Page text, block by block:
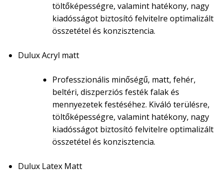
töltőképességre, valamint hatékony, nagy
kiadósságot biztosító felvitelre optimalizált
összetétel és konzisztencia.
Dulux Acryl matt
Professzionális minőségű, matt, fehér,
beltéri, diszperziós festék falak és
mennyezetek festéséhez. Kiváló terülésre,
töltőképességre, valamint hatékony, nagy
kiadósságot biztosító felvitelre optimalizált
összetétel és konzisztencia.
Dulux Latex Matt